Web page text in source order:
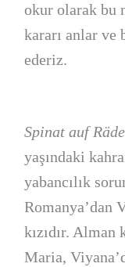
okur olarak bu
kararı anlar ve
ederiz.
Spinat auf
yaşındaki
yabancılık
Romanya’dan
kızıdır.
Maria,